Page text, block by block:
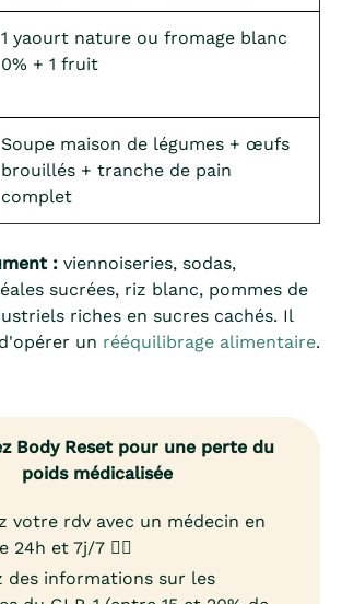
1 yaourt nature ou fromage blanc
0% + 1 fruit
Soupe maison de légumes + œufs
brouillés + tranche de pain
complet
: viennoiseries, sodas,
sucrées, riz blanc, pommes de
riches en sucres cachés. Il
un rééquilibrage alimentaire.
Body Reset pour une perte du
poids médicalisée
votre rdv avec un médecin en
24h et 7j/7 👨‍⚕️
des informations sur les